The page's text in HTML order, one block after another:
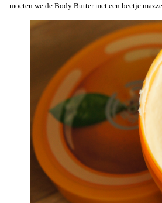
moeten we de Body Butter met een beetje